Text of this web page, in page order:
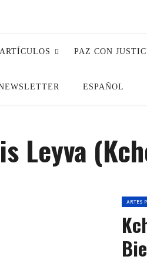
ARTÍCULOS PAZ CON
ESPAÑOL
Leyva
ARTES